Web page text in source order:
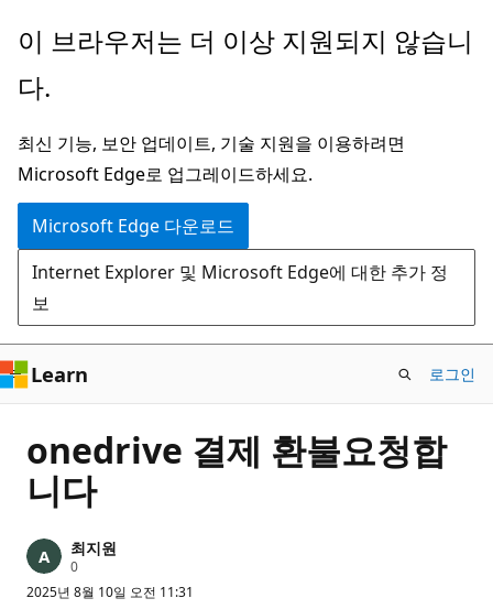
주
콘
츠
로
건
너
뛰
기
이 브라우저는 더 이상 지원되지 않습니
다.
최신 기능, 보안 업데이트, 기술 지원을 이용하려면
Microsoft Edge로 업그레이드하세요.
Microsoft Edge 다운로드
Internet Explorer 및 Microsoft Edge에 대한 추가 정
보
Learn 로그인
onedrive 결제 환불요청합
니다
최지원
0평
포
2025년 8월 10일 오전 11:31